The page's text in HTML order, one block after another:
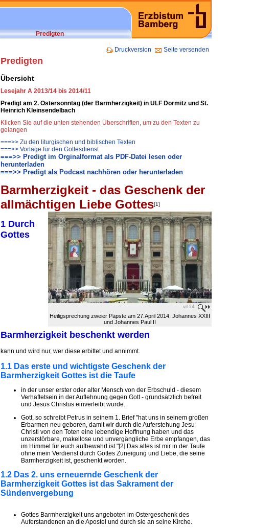
Predigten
Druckversion Seite versenden
Predigten
Übersicht
Lesejahr A 2013/14 bis 2014/11
Predigt am 2. Ostersonntag (der Barmherzigkeit) in ULF Dormitz und St.
Heinrich Kleinsendelbach
Klicken Sie auf die unten stehenden Überschriften, um zu den Texten zu
gelangen
===>> Zu den liturgischen und biblischen Texten
===>> Vorlage für den Gottesdienst
===>> Predigt im Orginalformat als PDF-Datei lesen oder
herunterladen
===>> Predigt als Podcast nachhören oder herunterladen
Barmherzigkeit - das Geschenk der
allmächtigen
vd14
Heiligsprechung zweier Päpste am 27.April 2014: Johannes XXIII
und Johannes Paul II
Liebe Gottes[1]
1 Durch
Gottes
Barmherzigkeit beschenkt werden
kann und wird nur, wer diese erbittet und annimmt.
1.1 Das erste und wichtigste Geschenk der
Barmherzigkeit Gottes ist die Taufe
in der unser erster oder alter Mensch von der Erbschuld - diesem
Verhaftetsein in der Auflehnung gegen Gott - grundsätzlich befreit
und Jesus Christus einverleibt wurde.
Gott, so schreibt Petrus in seinem 1. Brief "hat uns in seinem großen
Erbarmen neu geboren, damit wir durch die Auferstehung Jesu
Christi von den Toten eine lebendige Hoffnung haben und das
unzerstörbare, makellose und unvergängliche Erbe empfangen, das
im Himmel für euch aufbewahrt ist."[2] Das alles ist mir in der Taufe
ohne mein Verdienst durch Gottes Zuneigung und Liebe, die seine
Barmherzigkeit ist, geschenkt worden.
1.2 Das 2. uns erneuernde Geschenk der
Barmherzigkeit Gottes ist das Sakrament der
Sündenvergebung
Gottes Barmherzigkeit uns angeboten im Ostergeschenk des
Auferstandenen an die Apostel und durch sie an seine Kirche.